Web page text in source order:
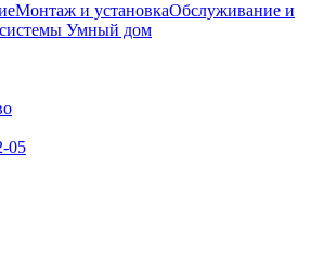
Монтаж и установкаОбслуживание и
Умный дом
05